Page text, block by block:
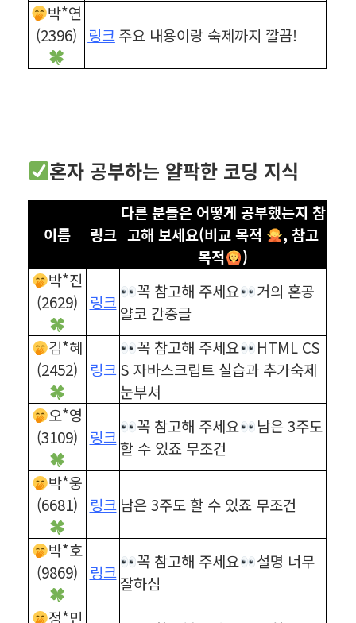
박*연
(2396)
링크 주요 내용이랑 숙제까지 깔끔!
혼자 공부하는 얄팍한 코딩 지식
이름 링크
다른 분들은 어떻게 공부했는지 참
고해 보세요(비교 목적
, 참고
목적
)
박*진
(2629)
링크
꼭 참고해 주세요
거의 혼공
얄코 간증글
김*혜
(2452)
링크
꼭 참고해 주세요
HTML CS
S 자바스크립트 실습과 추가숙제
눈부셔
오*영
(3109)
링크
꼭 참고해 주세요
남은 3주도
할 수 있죠 무조건
박*웅
(6681)
링크 남은 3주도 할 수 있죠 무조건
박*호
(9869)
링크
꼭 참고해 주세요
설명 너무
잘하심
정*민